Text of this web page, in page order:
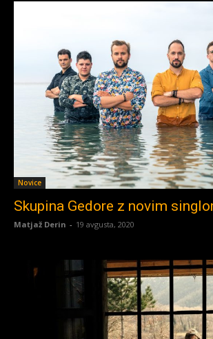
Novice
Skupina Gedore z novim
Matjaž Derin - 19 avgusta, 2020